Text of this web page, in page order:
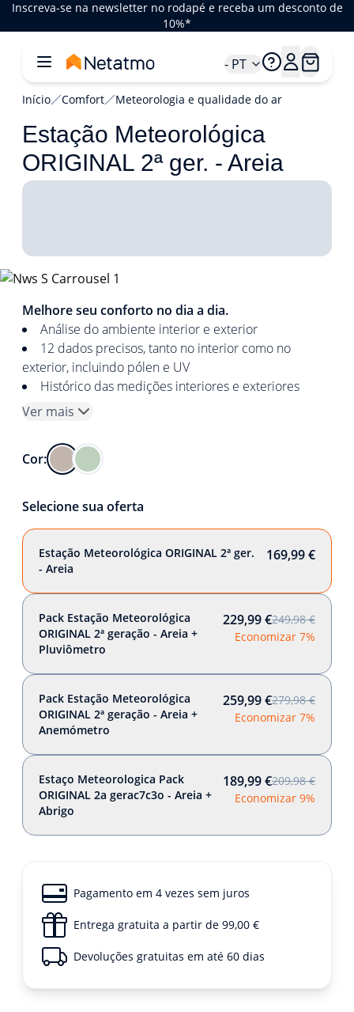
Inscreva-se na newsletter no rodapé e receba um desconto de
10%*
- PT
Início Comfort Meteorologia e qualidade do ar
Estação Meteorológica
ORIGINAL 2ª ger. - Areia
1/4
Melhore seu conforto no dia a dia.
Análise do ambiente interior e exterior
12 dados precisos, tanto no interior como no
exterior, incluindo pólen e UV
Histórico das medições interiores e exteriores
Ver mais
Cor:
Selecione sua oferta
Estação Meteorológica ORIGINAL 2ª ger.
- Areia
169,99 €
Pack Estação Meteorológica
ORIGINAL 2ª geração - Areia +
Pluviômetro
229,99 €249,98 €
Economizar 7%
Pack Estação Meteorológica
ORIGINAL 2ª geração - Areia +
Anemómetro
259,99 €279,98 €
Economizar 7%
Estaço Meteorologica Pack
ORIGINAL 2a gerac7c3o - Areia +
Abrigo
189,99 €209,98 €
Economizar 9%
Pagamento em 4 vezes sem juros
Entrega gratuita a partir de 99,00 €
Devoluções gratuitas em até 60 dias